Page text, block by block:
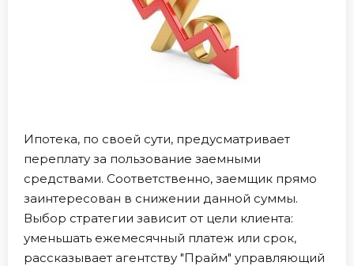
Ипотека, по своей сути, предусматривает
переплату за пользование заемными
средствами. Соответственно, заемщик прямо
заинтересован в снижении данной суммы.
Выбор стратегии зависит от цели клиента:
уменьшать ежемесячный платеж или срок,
рассказывает агентству "Прайм" управляющий